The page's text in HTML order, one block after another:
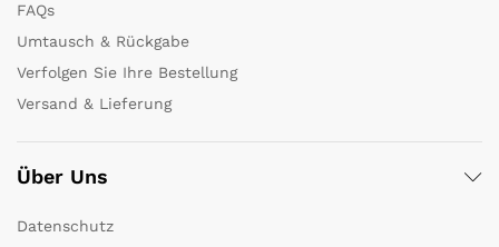
FAQs
Umtausch & Rückgabe
Verfolgen Sie Ihre Bestellung
Versand & Lieferung
Über Uns
Datenschutz